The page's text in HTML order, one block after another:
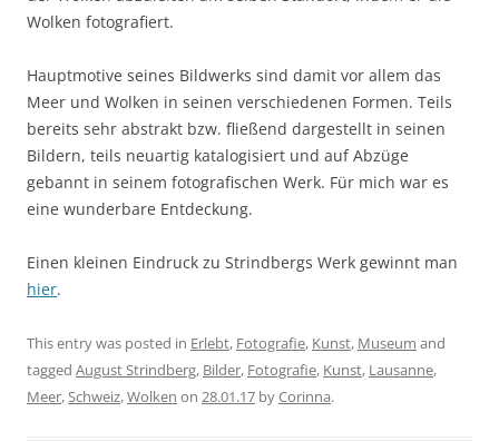
Wolken fotografiert.
Hauptmotive seines Bildwerks sind damit vor allem das
Meer und Wolken in seinen verschiedenen Formen. Teils
bereits sehr abstrakt bzw. fließend dargestellt in seinen
Bildern, teils neuartig katalogisiert und auf Abzüge
gebannt in seinem fotografischen Werk. Für mich war es
eine wunderbare Entdeckung.
Einen kleinen Eindruck zu Strindbergs Werk gewinnt man
hier.
This entry was posted in Erlebt, Fotografie, Kunst, Museum and
tagged August Strindberg, Bilder, Fotografie, Kunst, Lausanne,
Meer,Schweiz,Wolken on 28.01.17 byCorinna.